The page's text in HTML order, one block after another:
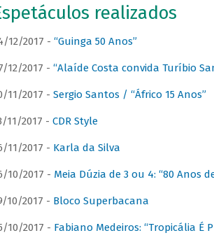
realizados
12/2017 - “Guinga 50 Anos”
12/2017 - “Alaíde Costa convida Turíbio
11/2017 - Sergio Santos / “Áfrico 15 Anos”
11/2017 - CDR Style
11/2017 - Karla da Silva
10/2017 - Meia Dúzia de 3 ou 4: “80 Anos
10/2017 - Bloco Superbacana
10/2017 - Fabiano Medeiros: “Tropicália É